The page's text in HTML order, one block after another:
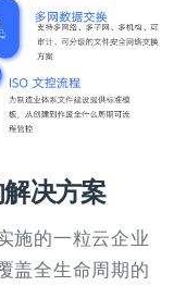
决方案
施的一粒云企业
盖全生命周期的